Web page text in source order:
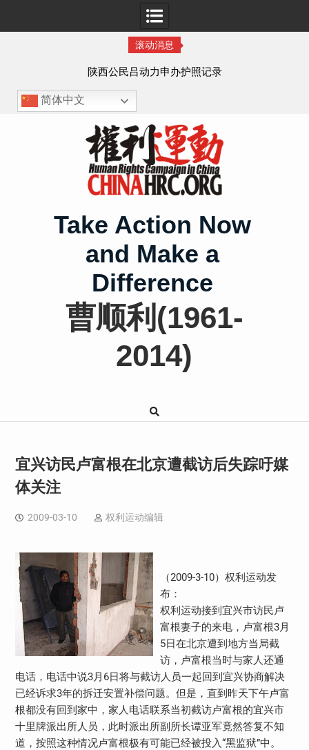
滚动消息
陕西公民吕动力申办护照记录
简体中文
Take Action Now
and Make a
Difference
曹顺利(1961-
2014)
宜兴访民卢富根在北京遭截访后失踪吁媒
体关注
2009-03-10 权利运动编辑
（2009-3-10）权利运动发
布：
权利运动接到宜兴市访民卢
富根妻子的来电，卢富根3月
5日在北京遭到地方当局截
访，卢富根当时与家人还通
电话，电话中说3月6日将与截访人员一起回到宜兴协商解决
已经诉求3年的拆迁安置补偿问题。但是，直到昨天下午卢富
根都没有回到家中，家人电话联系当初截访卢富根的宜兴市
十里牌派出所人员，此时派出所副所长谭亚军竟然答复不知
道，按照这种情况卢富根极有可能已经被投入“黑监狱”中。